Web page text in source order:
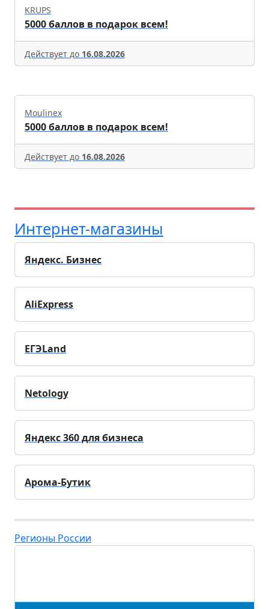
KRUPS
5000 баллов в подарок всем!
Действует до 16.08.2026
Moulinex
5000 баллов в подарок всем!
Действует до 16.08.2026
Интернет-магазины
Яндекс. Бизнес
AliExpress
ЕГЭLand
Netology
Яндекс 360 для бизнеса
Арома-Бутик
Регионы России